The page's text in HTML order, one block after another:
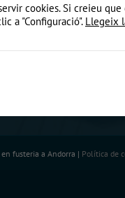
fusteria a Andorra | Política de
cookies. Si creieu
a "Configuració". Llegeix